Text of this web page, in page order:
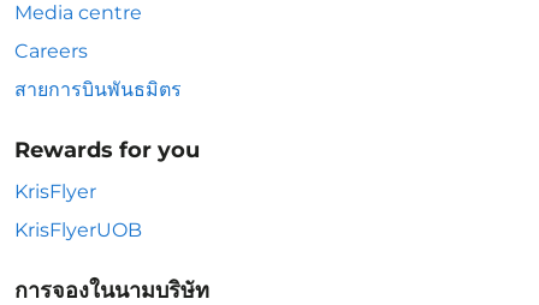
Media centre
Careers
สายการบินพันธมิตร
Rewards for you
KrisFlyer
KrisFlyerUOB
การจองในนามบริษัท